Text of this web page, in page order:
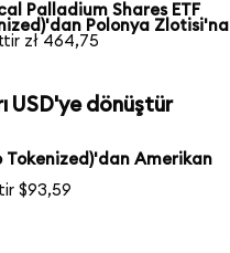
Palladium Shares ETF
Polonya Zlotisi'na
zł 464,75
USD'ye dönüştür
Tokenized)'dan Amerikan
$93,59